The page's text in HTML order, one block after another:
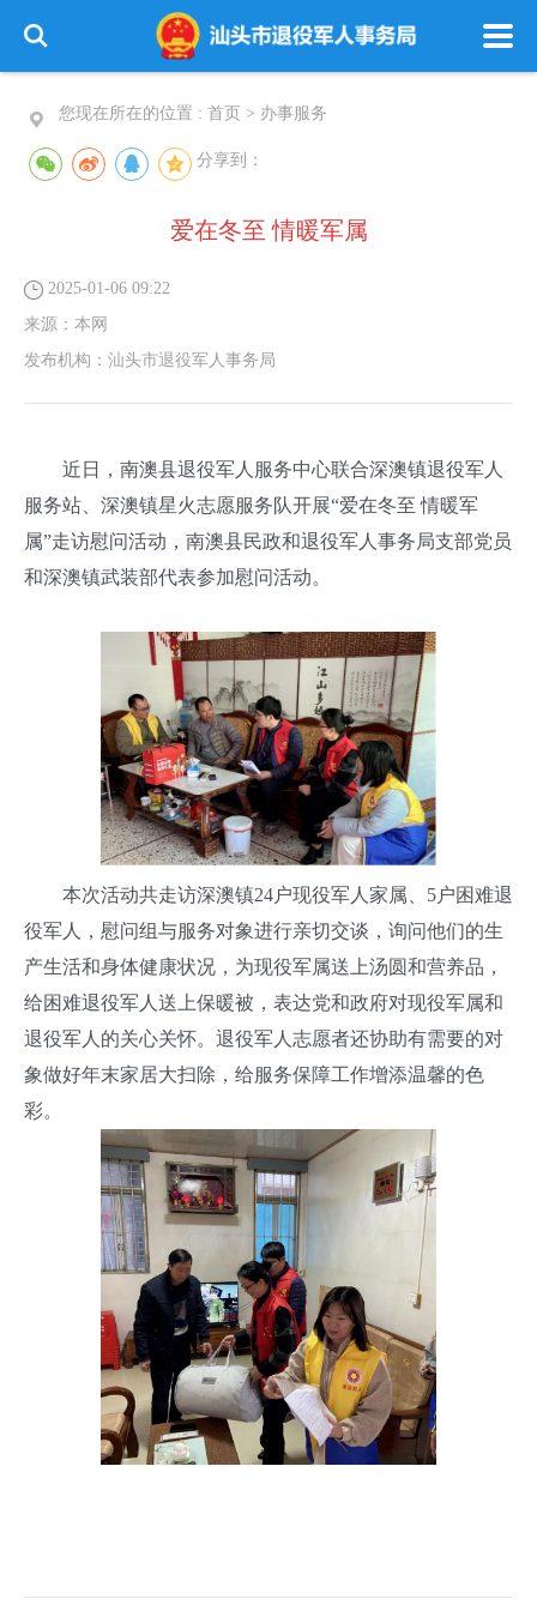
您现在所在的位置 : 首页 > 办事服务
分享到：
爱在冬至 情暖军属
2025-01-06 09:22
来源： 本网
发布机构： 汕头市退役军人事务局
近日，南澳县退役军人服务中心联合深澳镇退役军人
服务站、深澳镇星火志愿服务队开展“爱在冬至 情暖军
属”走访慰问活动，南澳县民政和退役军人事务局支部党员
和深澳镇武装部代表参加慰问活动。
本次活动共走访深澳镇24户现役军人家属、5户困难退
役军人，慰问组与服务对象进行亲切交谈，询问他们的生
产生活和身体健康状况，为现役军属送上汤圆和营养品，
给困难退役军人送上保暖被，表达党和政府对现役军属和
退役军人的关心关怀。退役军人志愿者还协助有需要的对
象做好年末家居大扫除，给服务保障工作增添温馨的色
彩。